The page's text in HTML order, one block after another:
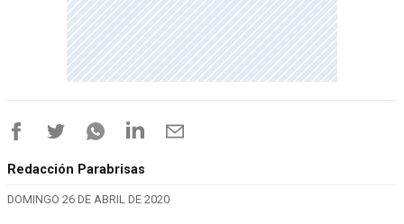
Redacción Parabrisas
DOMINGO 26 DE ABRIL DE 2020